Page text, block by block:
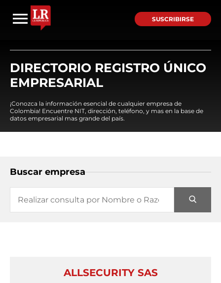
SUSCRIBIRSE
DIRECTORIO REGISTRO ÚNICO
EMPRESARIAL
¡Conozca la información esencial de cualquier empresa de
Colombia! Encuentre NIT, dirección, teléfono, y mas en la base de
datos empresarial mas grande del país.
Buscar empresa
ALLSECURITY SAS